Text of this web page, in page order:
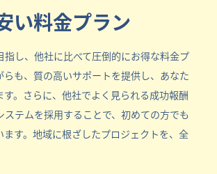
い料金プラン
し、他社に比べて圧倒的にお得な料金プ
も、質の高いサポートを提供し、あなた
。さらに、他社でよく見られる成功報酬
テムを採用することで、初めての方でも
す。地域に根ざしたプロジェクトを、全